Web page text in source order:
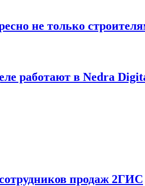
не только
работают в Nedra
продаж 2ГИС